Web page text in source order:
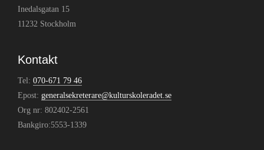
Inedalsgatan 15
11232 Stockholm
Kontakt
Tel: 070-671 79 46
Epost: generalsekreterare@kulturskoleradet.se
Org nr: 802402-2561
Bankgiro:5553-1339